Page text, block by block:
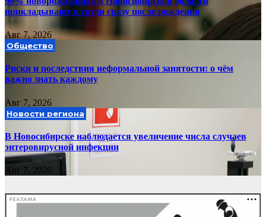
прикладывают к груди сразу после рождения
Авг 7, 2026
Общество
Риски и последствия неформальной занятости: о чём
важно знать каждому
Авг 7, 2026
Новости региона
В Новосибирске наблюдается увеличение числа случаев
энтеровирусной инфекции
Авг 7, 2026
РЕКЛАМА